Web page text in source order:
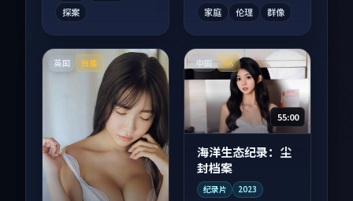
探案
家庭 伦理 群像
英国 独播 中国 4K
55:00
海洋生态纪录：尘
封档案
纪录片 2023